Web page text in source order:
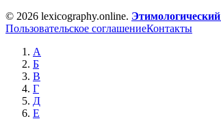
© 2026 lexicography.online.
Пользовательское соглашениеКонтакты
А
Б
В
Г
Д
Е